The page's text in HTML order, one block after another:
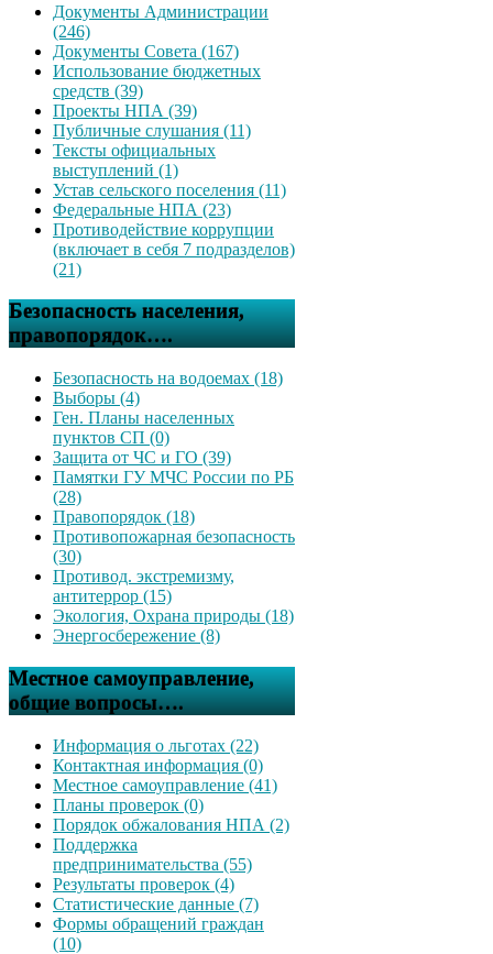
Документы Администрации
(246)
Документы Совета (167)
Использование бюджетных
средств (39)
Проекты НПА (39)
Публичные слушания (11)
Тексты официальных
выступлений (1)
Устав сельского поселения (11)
Федеральные НПА (23)
Противодействие коррупции
(включает в себя 7 подразделов)
(21)
Безопасность населения,
правопорядок….
Безопасность на водоемах (18)
Выборы (4)
Ген. Планы населенных
пунктов СП (0)
Защита от ЧС и ГО (39)
Памятки ГУ МЧС России по РБ
(28)
Правопорядок (18)
Противопожарная безопасность
(30)
Противод. экстремизму,
антитеррор (15)
Экология, Охрана природы (18)
Энергосбережение (8)
Местное самоуправление,
общие вопросы….
Информация о льготах (22)
Контактная информация (0)
Местное самоуправление (41)
Планы проверок (0)
Порядок обжалования НПА (2)
Поддержка
предпринимательства (55)
Результаты проверок (4)
Статистические данные (7)
Формы обращений граждан
(10)